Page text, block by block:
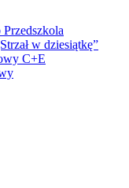
w dziesiątkę”
C+E